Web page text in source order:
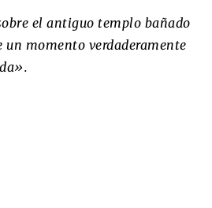
el antiguo templo bañado
un momento verdaderamente